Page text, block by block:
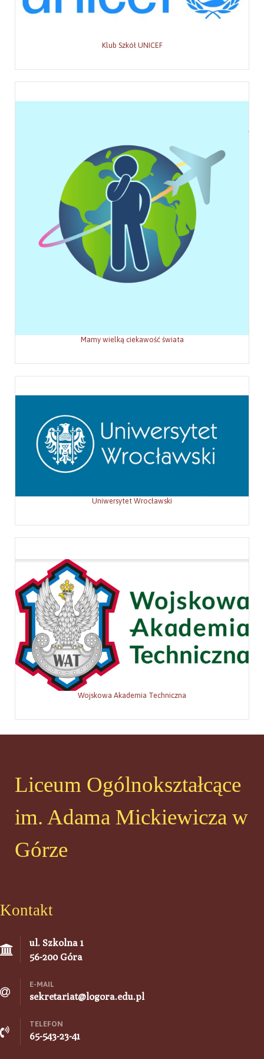
Klub Szkół UNICEF
Mamy wielką ciekawość świata
Uniwersytet Wrocławski
Wojskowa Akademia Techniczna
Liceum Ogólnokształcące
im. Adama Mickiewicza w
Górze
Kontakt
ul. Szkolna 1
56-200 Góra
E-MAIL
sekretariat@logora.edu.pl
TELEFON
65-543-23-41